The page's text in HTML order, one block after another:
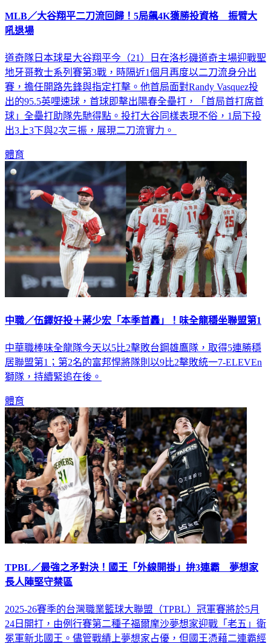
MLB／大谷翔平二刀流回歸！5局飆4K獲勝投資格 振臂大
吼退場
道奇隊日本球星大谷翔平今（21）日在洛杉磯道奇主場迎戰聖
地牙哥教士系列賽第3戰，時隔近1個月再度以二刀流身分出
賽，擔任開路先鋒與指定打擊。他首局面對Randy Vasquez投
出的95.5英哩速球，首球即擊出陽春全壘打，「首局首打席首
球」全壘打助隊先馳得點。投打大谷同樣表現不俗，1局下投
出3上3下與2次三振，展現二刀流實力。
體育
中職／伍鐸好投＋蔣少宏「本季首轟」！味全龍穩坐聯盟第1
中華職棒味全龍隊今天以5比2擊敗台鋼雄鷹隊，取得5連勝穩
居聯盟第1；第2名的富邦悍將隊則以9比2擊敗統一7-ELEVEn
獅隊，持續緊追在後。
體育
TPBL／最強之矛對決！國王「外線開掛」拚3連霸 夢想家
長人陣堅守禁區
2025-26賽季的台灣職業籃球大聯盟（TPBL）冠軍賽將於5月
24日開打，由例行賽第二種子福爾摩沙夢想家迎戰「老五」衛
冕軍新北國王。儘管戰績上夢想家占優，但國王憑藉二連霸經